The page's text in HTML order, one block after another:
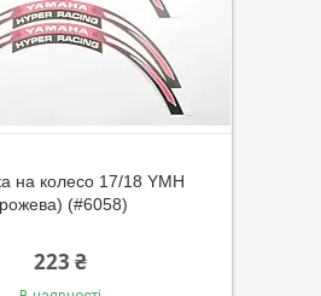
на колесо 17/18 YMH
(#6058)
223 ₴